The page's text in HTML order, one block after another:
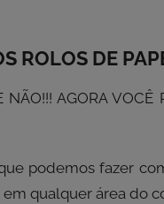
ROLOS DE
NÃO!!! AGORA
podemos fazer
qualquer área do